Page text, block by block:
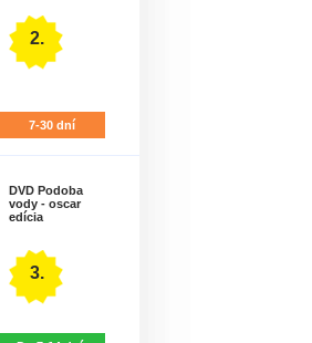
2.
7-30 dní
DVD Podoba
vody - oscar
edícia
3.